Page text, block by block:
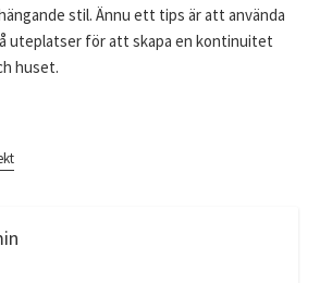
stil. Ännu ett tips är att använda
uteplatser för att skapa en kontinuitet
huset.